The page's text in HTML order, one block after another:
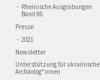
Rheinische Ausgrabungen
Band 86
Presse
2021
Newsletter
Unterstützung für ukrainische
Archäolog*innen